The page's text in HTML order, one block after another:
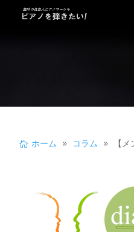
ホーム コラム 【